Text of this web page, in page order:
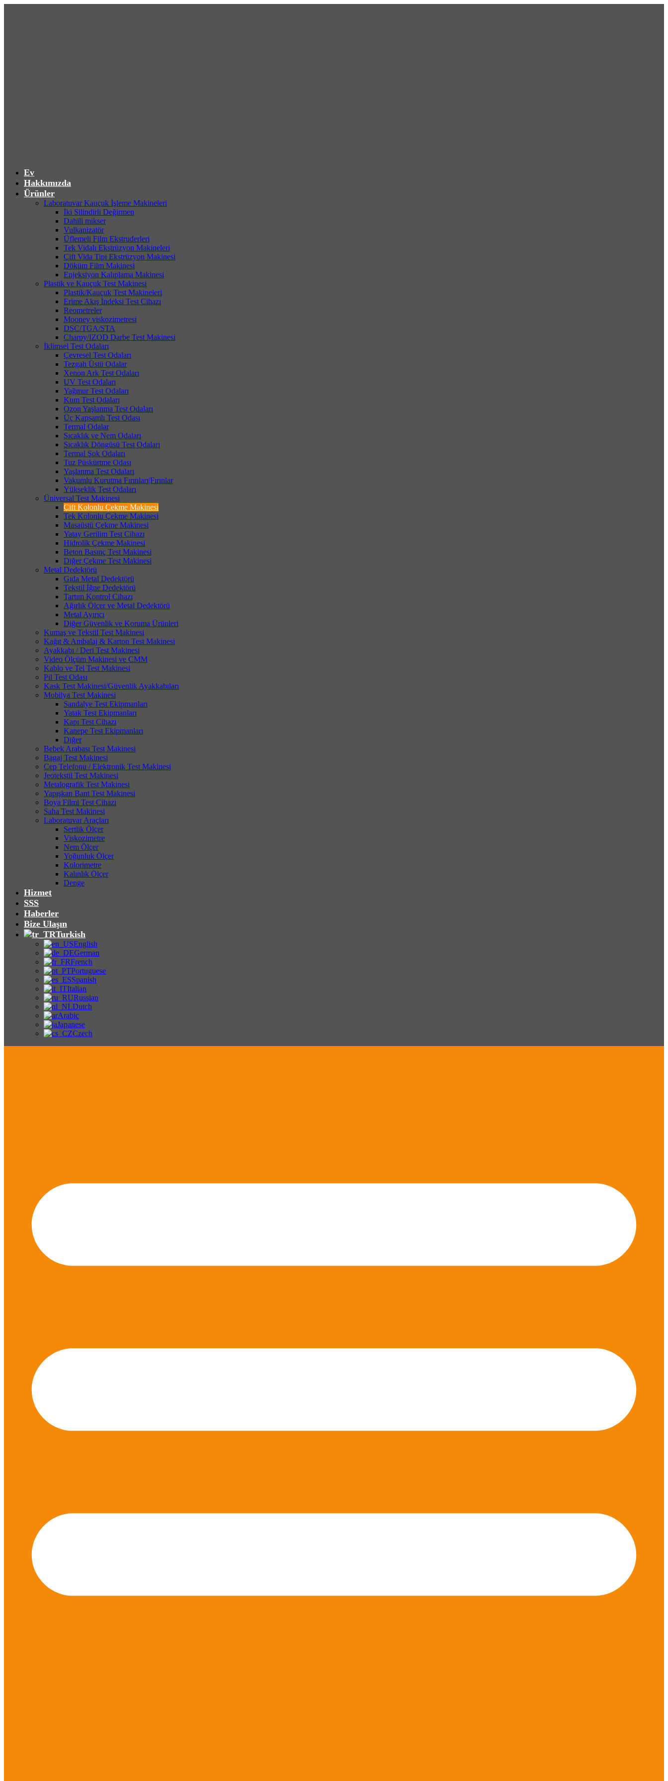
Ev
Hakkımızda
Ürünler
Laboratuvar Kauçuk İşleme Makineleri
İki Silindirli Değirmen
Dahili mikser
Vulkanizatör
Üflemeli Film Ekstruderleri
Tek Vidalı Ekstrüzyon Makineleri
Çift Vida Tipi Ekstrüzyon Makinesi
Döküm Film Makinesi
Enjeksiyon Kalıplama Makinesi
Plastik ve Kauçuk Test Makinesi
Plastik/Kauçuk Test Makineleri
Erime Akış İndeksi Test Cihazı
Reometreler
Mooney viskozimetresi
DSC/TGA/STA
Charpy/IZOD Darbe Test Makinesi
İklimsel Test Odaları
Çevresel Test Odaları
Tezgah Üstü Odalar
Xenon Ark Test Odaları
UV Test Odaları
Yağmur Test Odaları
Kum Test Odaları
Ozon Yaşlanma Test Odaları
Üç Kapsamlı Test Odası
Termal Odalar
Sıcaklık ve Nem Odaları
Sıcaklık Döngüsü Test Odaları
Termal Şok Odaları
Tuz Püskürtme Odası
Yaşlanma Test Odaları
Vakumlu Kurutma Fırınları|Fırınlar
Yükseklik Test Odaları
Üniversal Test Makinesi
Çift Kolonlu Çekme Makinesi
Tek Kolonlu Çekme Makinesi
Masaüstü Çekme Makinesi
Yatay Gerilim Test Cihazı
Hidrolik Çekme Makinesi
Beton Basınç Test Makinesi
Diğer Çekme Test Makinesi
Metal Dedektörü
Gıda Metal Dedektörü
Tekstil İğne Dedektörü
Tartım Kontrol Cihazı
Ağırlık Ölçer ve Metal Dedektörü
Metal Ayırıcı
Diğer Güvenlik ve Koruma Ürünleri
Kumaş ve Tekstil Test Makinesi
Kağıt & Ambalaj & Karton Test Makinesi
Ayakkabı / Deri Test Makinesi
Video Ölçüm Makinesi ve CMM
Kablo ve Tel Test Makinesi
Pil Test Odası
Kask Test Makinesi/Güvenlik Ayakkabıları
Mobilya Test Makinesi
Sandalye Test Ekipmanları
Yatak Test Ekipmanları
Kapı Test Cihazı
Kanepe Test Ekipmanları
Diğer
Bebek Arabası Test Makinesi
Bagaj Test Makinesi
Cep Telefonu / Elektronik Test Makinesi
Jeotekstil Test Makinesi
Metalografik Test Makinesi
Yapışkan Bant Test Makinesi
Boya Filmi Test Cihazı
Saha Test Makinesi
Laboratuvar Araçları
Sertlik Ölçer
Viskozimetre
Nem Ölçer
Yoğunluk Ölçer
Kolorimetre
Kalınlık Ölçer
Denge
Hizmet
SSS
Haberler
Bize Ulaşın
Turkish
English
German
French
Portuguese
Spanish
Italian
Russian
Dutch
Arabic
Japanese
Czech